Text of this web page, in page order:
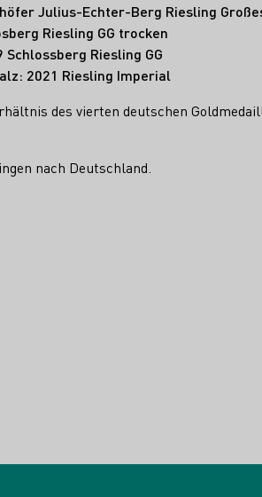
Julius-Echter-Berg Riesling
Riesling GG trocken
Riesling GG
2021 Riesling Imperial
des vierten deutschen
nach Deutschland.